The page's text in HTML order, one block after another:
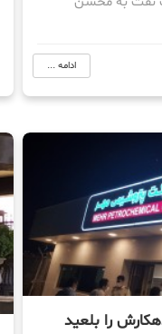
ادامه ...
را بلعید